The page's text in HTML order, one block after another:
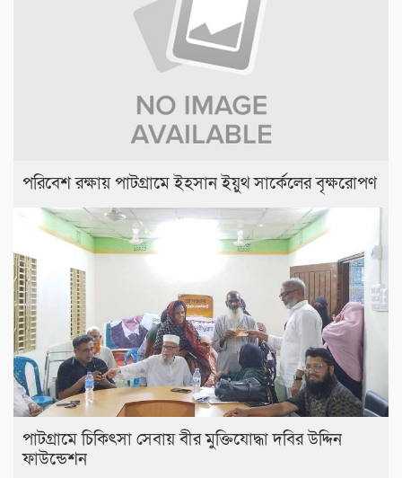
পরিবেশ রক্ষায় পাটগ্রামে ইহসান ইয়ুথ সার্কেলের বৃক্ষরোপণ
পাটগ্রামে চিকিৎসা সেবায় বীর মুক্তিযোদ্ধা দবির উদ্দিন
ফাউন্ডেশন